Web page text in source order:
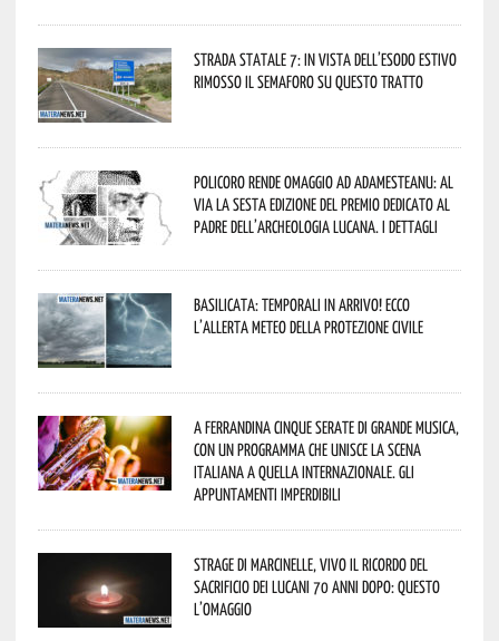
Strada statale 7: in vista dell’esodo estivo
rimosso il semaforo su questo tratto
Policoro rende omaggio ad Adamesteanu: al
via la sesta edizione del Premio dedicato al
padre dell’archeologia lucana. I dettagli
Basilicata: temporali in arrivo! Ecco
l’allerta meteo della Protezione civile
A Ferrandina cinque serate di grande musica,
con un programma che unisce la scena
italiana a quella internazionale. Gli
appuntamenti imperdibili
Strage di Marcinelle, vivo il ricordo del
sacrificio dei lucani 70 anni dopo: questo
l’omaggio